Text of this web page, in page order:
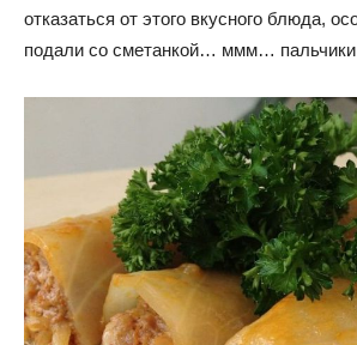
отказаться от этого вкусного блюда,
подали со сметанкой… ммм…